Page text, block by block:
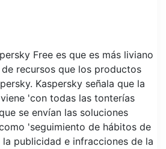
Free es que es más liviano
recursos que los productos
Kaspersky señala que la
'con todas las tonterías
se envían las soluciones
'seguimiento de hábitos de
publicidad e infracciones de la